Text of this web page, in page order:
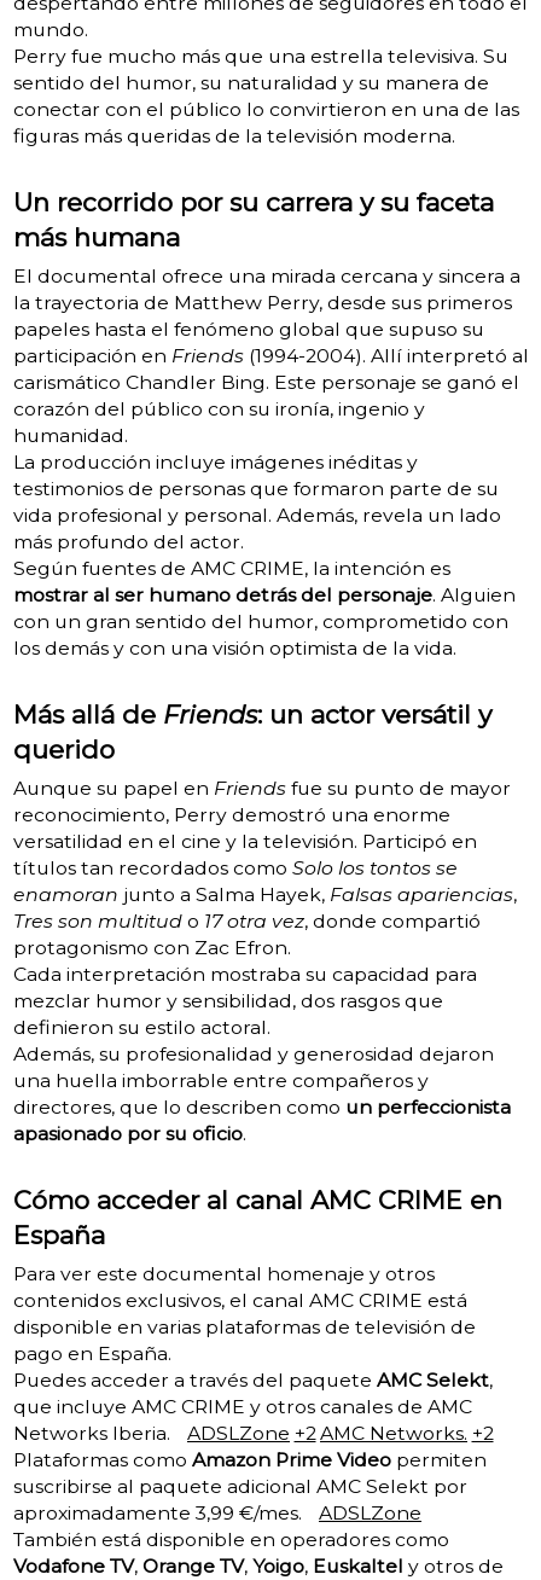
mundo.
Perry fue mucho más que una estrella televisiva. Su
sentido del humor, su naturalidad y su manera de
conectar con el público lo convirtieron en una de las
figuras más queridas de la televisión moderna.
Un recorrido por su carrera y su faceta
más humana
El documental ofrece una mirada cercana y sincera a
la trayectoria de Matthew Perry, desde sus primeros
papeles hasta el fenómeno global que supuso su
participación en Friends(1994-2004). Allí interpretó al
carismático Chandler Bing. Este personaje se ganó el
corazón del público con su ironía, ingenio y
humanidad.
La producción incluye imágenes inéditas y
testimonios de personas que formaron parte de su
vida profesional y personal. Además, revela un lado
más profundo del actor.
Según fuentes de AMC CRIME, la intención es
mostrar al ser humano detrás del personaje. Alguien
con un gran sentido del humor, comprometido con
los demás y con una visión optimista de la vida.
Más allá de Friends: un actor versátil y
querido
Aunque su papel en Friendsfue su punto de mayor
reconocimiento, Perry demostró una enorme
versatilidad en el cine y la televisión. Participó en
títulos tan recordados como Solo los tontos se
enamoran junto a Salma Hayek, Falsas apariencias,
Tres son multitudo 17 otra vez, donde compartió
protagonismo con Zac Efron.
Cada interpretación mostraba su capacidad para
mezclar humor y sensibilidad, dos rasgos que
definieron su estilo actoral.
Además, su profesionalidad y generosidad dejaron
una huella imborrable entre compañeros y
directores, que lo describen como un perfeccionista
apasionado por su oficio.
Cómo acceder al canal AMC CRIME en
España
Para ver este documental homenaje y otros
contenidos exclusivos, el canal AMC CRIME está
disponible en varias plataformas de televisión de
pago en España.
Puedes acceder a través del paquete AMC Selekt,
que incluye AMC CRIME y otros canales de AMC
Networks Iberia.
ADSLZone +2AMC Networks. +2
Plataformas como Amazon Prime Videopermiten
suscribirse al paquete adicional AMC Selekt por
aproximadamente 3,99 €/mes.
ADSLZone
También está disponible en operadores como
Vodafone TV, Orange TV, Yoigo, Euskaltel y otros de